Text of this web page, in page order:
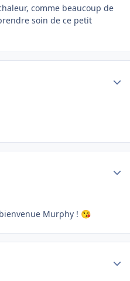
comme beaucoup de
soin de ce petit
Murphy ! 😘